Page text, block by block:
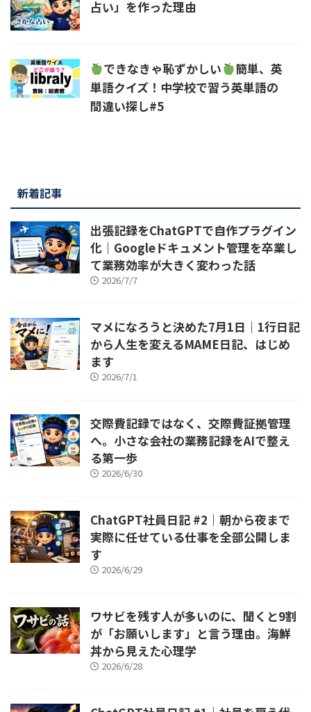
占い」を作った理由
できなきゃ恥ずかしい
簡単、英
単語クイズ！中学校で習う英単語の
間違い探し#5
新着記事
出張記録をChatGPTで自作プラグイン
化｜Googleドキュメント管理を卒業し
て業務効率が大きく変わった話
2026/7/7
マメになろうと決めた7月1日｜1行日記
から人生を変えるMAME日記、はじめ
ます
2026/7/1
交際費記録ではなく、交際費証拠管理
へ。小さな会社の業務記録をAIで整え
る第一歩
2026/6/30
ChatGPT社員日記 #2｜朝から夜まで
実際に任せている仕事を全部公開しま
す
2026/6/29
ワサビを残す人が多いのに、聞くと9割
が「お願いします」と言う理由。海鮮
丼から見えた心理学
2026/6/28